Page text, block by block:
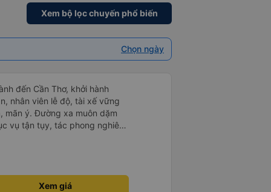
Xem bộ lọc chuyến phổ biến
Chọn ngày
đến Cần Thơ, khởi hành
nhân viên lễ độ, tài xế vững
vụ tận tụy, tác phong nghiêm
Xem giá